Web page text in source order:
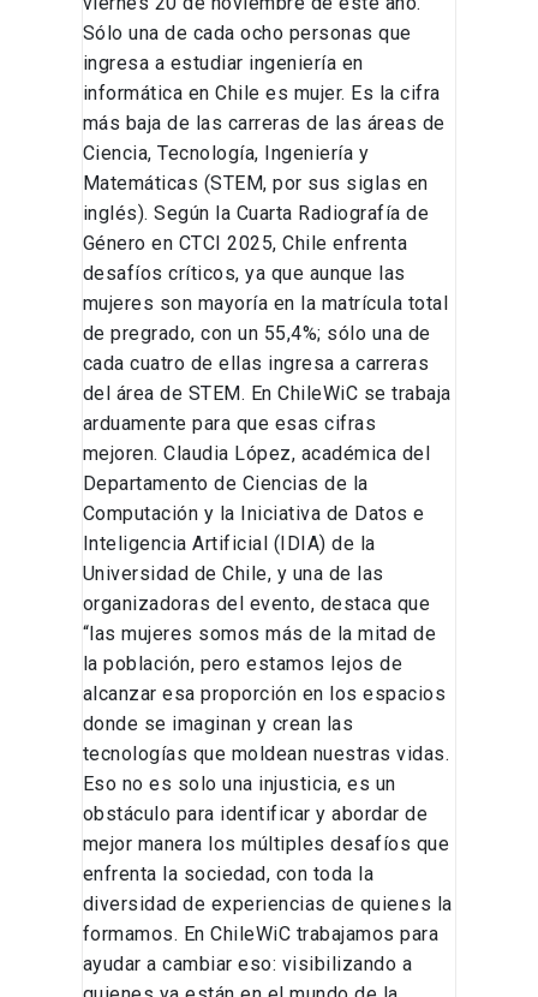
Sólo una de cada ocho personas que
ingresa a estudiar ingeniería en
informática en Chile es mujer. Es la cifra
más baja de las carreras de las áreas de
Ciencia, Tecnología, Ingeniería y
Matemáticas (STEM, por sus siglas en
inglés). Según la Cuarta Radiografía de
Género en CTCI 2025, Chile enfrenta
desafíos críticos, ya que aunque las
mujeres son mayoría en la matrícula total
de pregrado, con un 55,4%; sólo una de
cada cuatro de ellas ingresa a carreras
del área de STEM. En ChileWiC se trabaja
arduamente para que esas cifras
mejoren. Claudia López, académica del
Departamento de Ciencias de la
Computación y la Iniciativa de Datos e
Inteligencia Artificial (IDIA) de la
Universidad de Chile, y una de las
organizadoras del evento, destaca que
“las mujeres somos más de la mitad de
la población, pero estamos lejos de
alcanzar esa proporción en los espacios
donde se imaginan y crean las
tecnologías que moldean nuestras vidas.
Eso no es solo una injusticia, es un
obstáculo para identificar y abordar de
mejor manera los múltiples desafíos que
enfrenta la sociedad, con toda la
diversidad de experiencias de quienes la
formamos. En ChileWiC trabajamos para
ayudar a cambiar eso: visibilizando a